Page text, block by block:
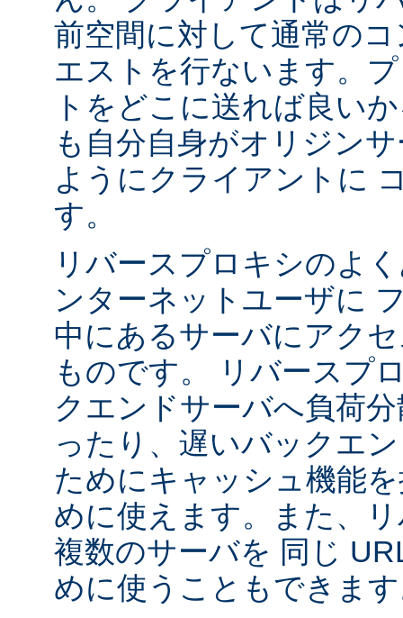
前空間に対して通常の
エストを行ないます。
トをどこに送れば良い
も自分自身がオリジン
ようにクライアントに
す。
リバースプロキシのよ
ンターネットユーザに
中にあるサーバにアク
ものです。 リバースプ
クエンドサーバへ負荷
ったり、遅いバックエ
ためにキャッシュ機能
めに使えます。また、
複数のサーバを 同じ
めに使うこともできま